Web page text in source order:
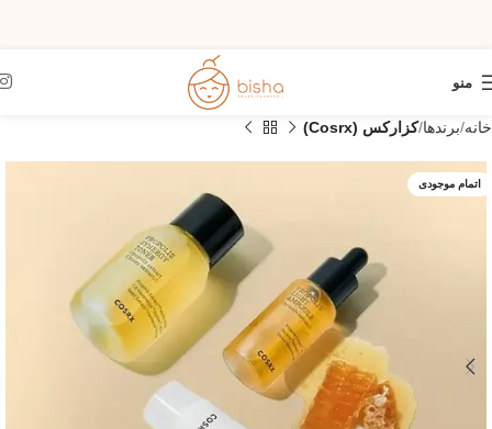
منو
خانه برندها کزارکس (Cosrx)
اتمام موجودی